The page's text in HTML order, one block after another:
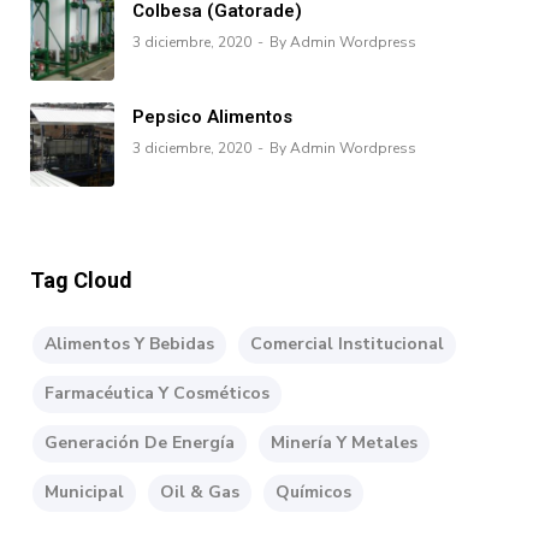
Colbesa (Gatorade)
3 diciembre, 2020 By Admin Wordpress
Pepsico Alimentos
3 diciembre, 2020 By Admin Wordpress
Tag Cloud
Alimentos Y Bebidas Comercial Institucional
Farmacéutica Y Cosméticos
Generación De Energía Minería Y Metales
Municipal Oil & Gas Químicos